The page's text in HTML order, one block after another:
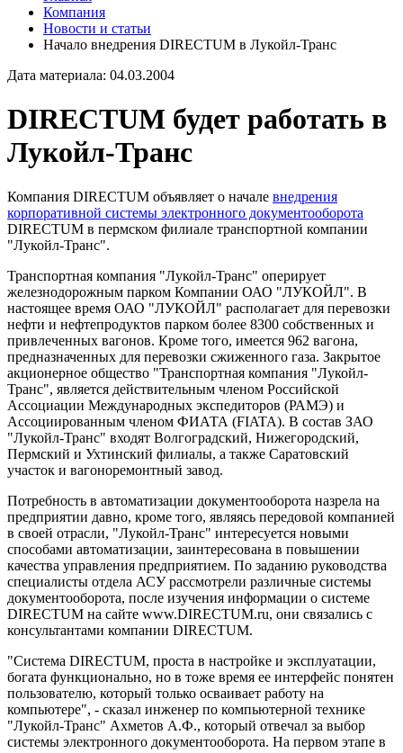
Компания
Новости и статьи
Начало внедрения DIRECTUM в Лукойл-Транс
Дата материала: 04.03.2004
DIRECTUM будет работать в
Лукойл-Транс
Компания DIRECTUM объявляет о начале внедрения
корпоративной системы электронного документооборота
DIRECTUM в пермском филиале транспортной компании
"Лукойл-Транс".
Транспортная компания "Лукойл-Транс" оперирует
железнодорожным парком Компании ОАО "ЛУКОЙЛ". В
настоящее время ОАО "ЛУКОЙЛ" располагает для перевозки
нефти и нефтепродуктов парком более 8300 собственных и
привлеченных вагонов. Кроме того, имеется 962 вагона,
предназначенных для перевозки сжиженного газа. Закрытое
акционерное общество "Транспортная компания "Лукойл-
Транс", является действительным членом Российской
Ассоциации Международных экспедиторов (РАМЭ) и
Ассоциированным членом ФИАТА (FIATA). В состав ЗАО
"Лукойл-Транс" входят Волгоградский, Нижегородский,
Пермский и Ухтинский филиалы, а также Саратовский
участок и вагоноремонтный завод.
Потребность в автоматизации документооборота назрела на
предприятии давно, кроме того, являясь передовой компанией
в своей отрасли, "Лукойл-Транс" интересуется новыми
способами автоматизации, заинтересована в повышении
качества управления предприятием. По заданию руководства
специалисты отдела АСУ рассмотрели различные системы
документооборота, после изучения информации о системе
DIRECTUM на сайте www.DIRECTUM.ru, они связались с
консультантами компании DIRECTUM.
"Система DIRECTUM, проста в настройке и эксплуатации,
богата функционально, но в тоже время ее интерфейс понятен
пользователю, который только осваивает работу на
компьютере", - сказал инженер по компьютерной технике
"Лукойл-Транс" Ахметов А.Ф., который отвечал за выбор
системы электронного документооборота. На первом этапе в